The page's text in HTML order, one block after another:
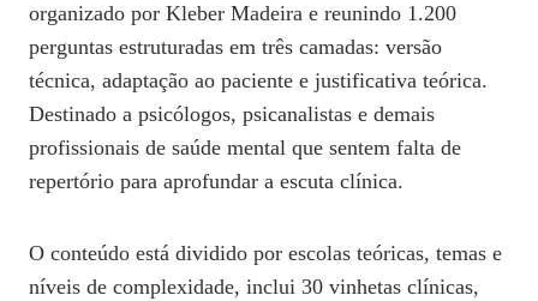
organizado por Kleber Madeira e reunindo 1.200
perguntas estruturadas em três camadas: versão
técnica, adaptação ao paciente e justificativa teórica.
Destinado a psicólogos, psicanalistas e demais
profissionais de saúde mental que sentem falta de
repertório para aprofundar a escuta clínica.
O conteúdo está dividido por escolas teóricas, temas e
níveis de complexidade, inclui 30 vinhetas clínicas,